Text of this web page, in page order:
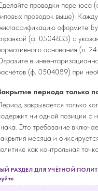
проводки переноса
проводок выше).
оформите
(ф. 0504833) с
основания (п.
в
(ф. 0504089) при
периода только
закрывается только
ни одной позиции с
Это требование
месяца и
как контрольная
РАЗДЕЛ ДЛЯ УЧЁТНОЙ